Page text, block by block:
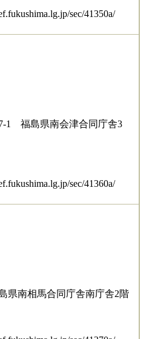
sec/41350a/
1 福島県南会津合同庁舎3
sec/41360a/
県南相馬合同庁舎南庁舎2階